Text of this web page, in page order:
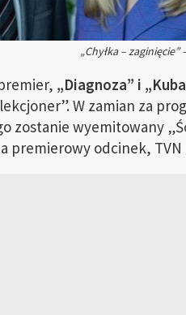
„Chyłka – zaginięcie”
„Diagnoza” i
W zamian za
zostanie wyemitowany
premierowy odcinek,